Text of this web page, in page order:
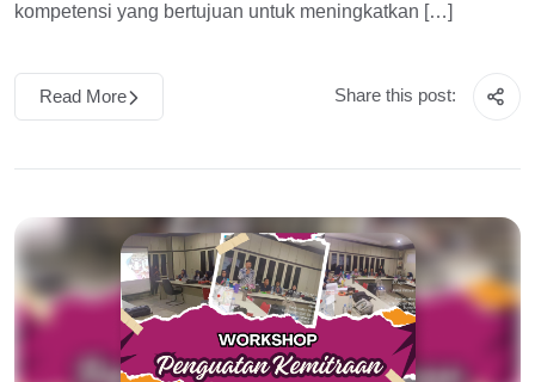
kompetensi yang bertujuan untuk meningkatkan […]
Read More Share this post: